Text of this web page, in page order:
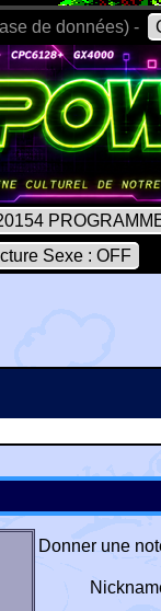
de données) -
Sexe : OFF
Donner une